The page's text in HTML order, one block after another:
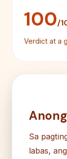
100/
Verdict at a
Sa
labas,